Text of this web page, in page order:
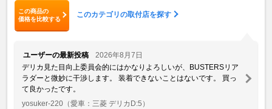
この商品の
価格を比較する
このカテゴリの取付店を探す
ユーザーの最新投稿
2026年8月7日
デリカ見た目向上委員会的にはかなりよろしいが、BUSTERSリア
ラダーと微妙に干渉します。 装着できないことはないです。 買っ
て良かったです。
yosuker-220 （愛車：三菱 デリカD:5）